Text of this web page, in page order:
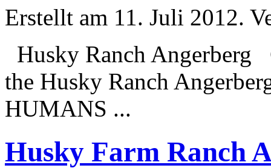
Erstellt am 11. Juli 2012.
Husky Ranch Angerberg
the Husky Ranch
HUMANS ...
Husky Farm Ranch